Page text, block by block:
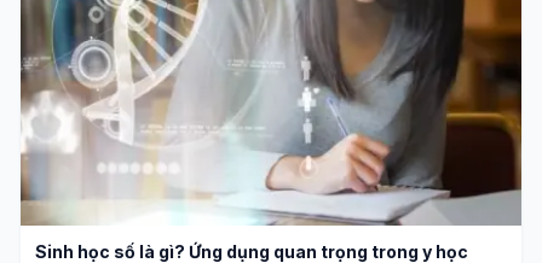
Sinh học số là gì? Ứng dụng quan trọng trong y học